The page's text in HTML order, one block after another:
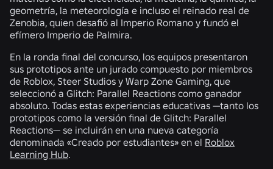
geometría, la meteorología e incluso el reinado real de
Zenobia, quien desafió al Imperio Romano y fundó el
efímero Imperio de Palmira.
En la ronda final del concurso, los equipos presentaron
sus prototipos ante un jurado compuesto por miembros
de Roblox, Steer Studios y Warp Zone Gaming, que
seleccionó a Glitch: Parallel Reactions como ganador
absoluto. Todas estas experiencias educativas —tanto los
prototipos como la versión final de Glitch: Parallel
Reactions— se incluirán en una nueva categoría
denominada «Creado por estudiantes» en el Roblox
Learning Hub.